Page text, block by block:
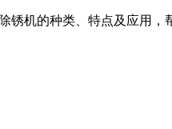
锈机的种类、特点及应用，